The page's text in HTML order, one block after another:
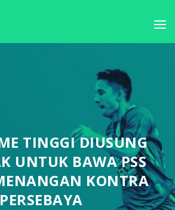
TINGGI DIUSUNG
UNTUK BAWA PSS
KONTRA
PERSEBAYA